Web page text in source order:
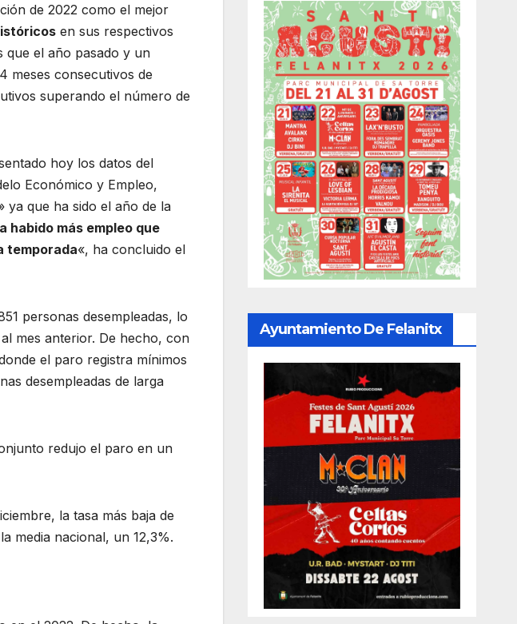
de 2022 como el mejor
en sus respectivos
que el año pasado y un
meses consecutivos de
superando el número de
hoy los datos del
Económico y Empleo,
ya que ha sido el año de la
habido más empleo que
temporada«, ha concluido el
personas desempleadas, lo
mes anterior. De hecho, con
el paro registra mínimos
desempleadas de larga
redujo el paro en un
la tasa más baja de
media nacional, un 12,3%.
Ayuntamiento De Felanitx